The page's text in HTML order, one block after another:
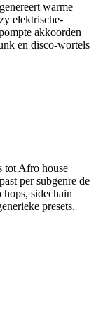
warme
elektrische-
akkoorden
en disco-wortels
tot Afro house
per subgenre de
sidechain
presets.